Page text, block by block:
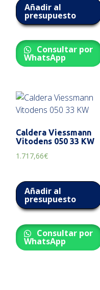
Añadir al
presupuesto
Consultar por
WhatsApp
Caldera Viessmann
Vitodens 050 33 KW
1.717,66€
Añadir al
presupuesto
Consultar por
WhatsApp